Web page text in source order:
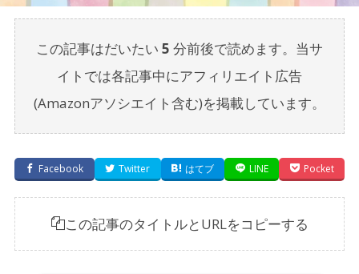
この記事はだいたい 5 分前後で読めます。当サ
イトでは各記事中にアフィリエイト広告
(Amazonアソシエイト含む)を掲載しています。
Facebook Twitter はてブ LINE Pocket
この記事のタイトルとURLをコピーする